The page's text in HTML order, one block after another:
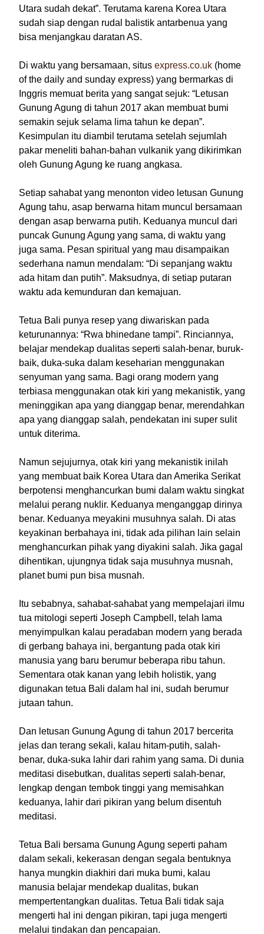
Utara sudah dekat”. Terutama karena Korea Utara
sudah siap dengan rudal balistik antarbenua yang
bisa menjangkau daratan AS.
Di waktu yang bersamaan, situs express.co.uk (home
of the daily and sunday express) yang bermarkas di
Inggris memuat berita yang sangat sejuk: “Letusan
Gunung Agung di tahun 2017 akan membuat bumi
semakin sejuk selama lima tahun ke depan”.
Kesimpulan itu diambil terutama setelah sejumlah
pakar meneliti bahan-bahan vulkanik yang dikirimkan
oleh Gunung Agung ke ruang angkasa.
Setiap sahabat yang menonton video letusan Gunung
Agung tahu, asap berwarna hitam muncul bersamaan
dengan asap berwarna putih. Keduanya muncul dari
puncak Gunung Agung yang sama, di waktu yang
juga sama. Pesan spiritual yang mau disampaikan
sederhana namun mendalam: “Di sepanjang waktu
ada hitam dan putih”. Maksudnya, di setiap putaran
waktu ada kemunduran dan kemajuan.
Tetua Bali punya resep yang diwariskan pada
keturunannya: “Rwa bhinedane tampi”. Rinciannya,
belajar mendekap dualitas seperti salah-benar, buruk-
baik, duka-suka dalam keseharian menggunakan
senyuman yang sama. Bagi orang modern yang
terbiasa menggunakan otak kiri yang mekanistik, yang
meninggikan apa yang dianggap benar, merendahkan
apa yang dianggap salah, pendekatan ini super sulit
untuk diterima.
Namun sejujurnya, otak kiri yang mekanistik inilah
yang membuat baik Korea Utara dan Amerika Serikat
berpotensi menghancurkan bumi dalam waktu singkat
melalui perang nuklir. Keduanya menganggap dirinya
benar. Keduanya meyakini musuhnya salah. Di atas
keyakinan berbahaya ini, tidak ada pilihan lain selain
menghancurkan pihak yang diyakini salah. Jika gagal
dihentikan, ujungnya tidak saja musuhnya musnah,
planet bumi pun bisa musnah.
Itu sebabnya, sahabat-sahabat yang mempelajari ilmu
tua mitologi seperti Joseph Campbell, telah lama
menyimpulkan kalau peradaban modern yang berada
di gerbang bahaya ini, bergantung pada otak kiri
manusia yang baru berumur beberapa ribu tahun.
Sementara otak kanan yang lebih holistik, yang
digunakan tetua Bali dalam hal ini, sudah berumur
jutaan tahun.
Dan letusan Gunung Agung di tahun 2017 bercerita
jelas dan terang sekali, kalau hitam-putih, salah-
benar, duka-suka lahir dari rahim yang sama. Di dunia
meditasi disebutkan, dualitas seperti salah-benar,
lengkap dengan tembok tinggi yang memisahkan
keduanya, lahir dari pikiran yang belum disentuh
meditasi.
Tetua Bali bersama Gunung Agung seperti paham
dalam sekali, kekerasan dengan segala bentuknya
hanya mungkin diakhiri dari muka bumi, kalau
manusia belajar mendekap dualitas, bukan
mempertentangkan dualitas. Tetua Bali tidak saja
mengerti hal ini dengan pikiran, tapi juga mengerti
melalui tindakan dan pencapaian.